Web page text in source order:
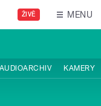
ŽIVĚ MENU
AUDIOARCHIV KAMERY